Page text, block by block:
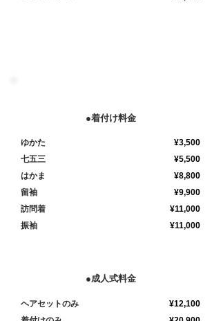
●着付け料金
ゆかた
七五三
はかま
留袖
訪問着
​振袖
¥3,500
¥5,500
¥8,800
¥9,900
¥11,000
¥11,000
●成人式料金
ヘアセットのみ
¥12,100